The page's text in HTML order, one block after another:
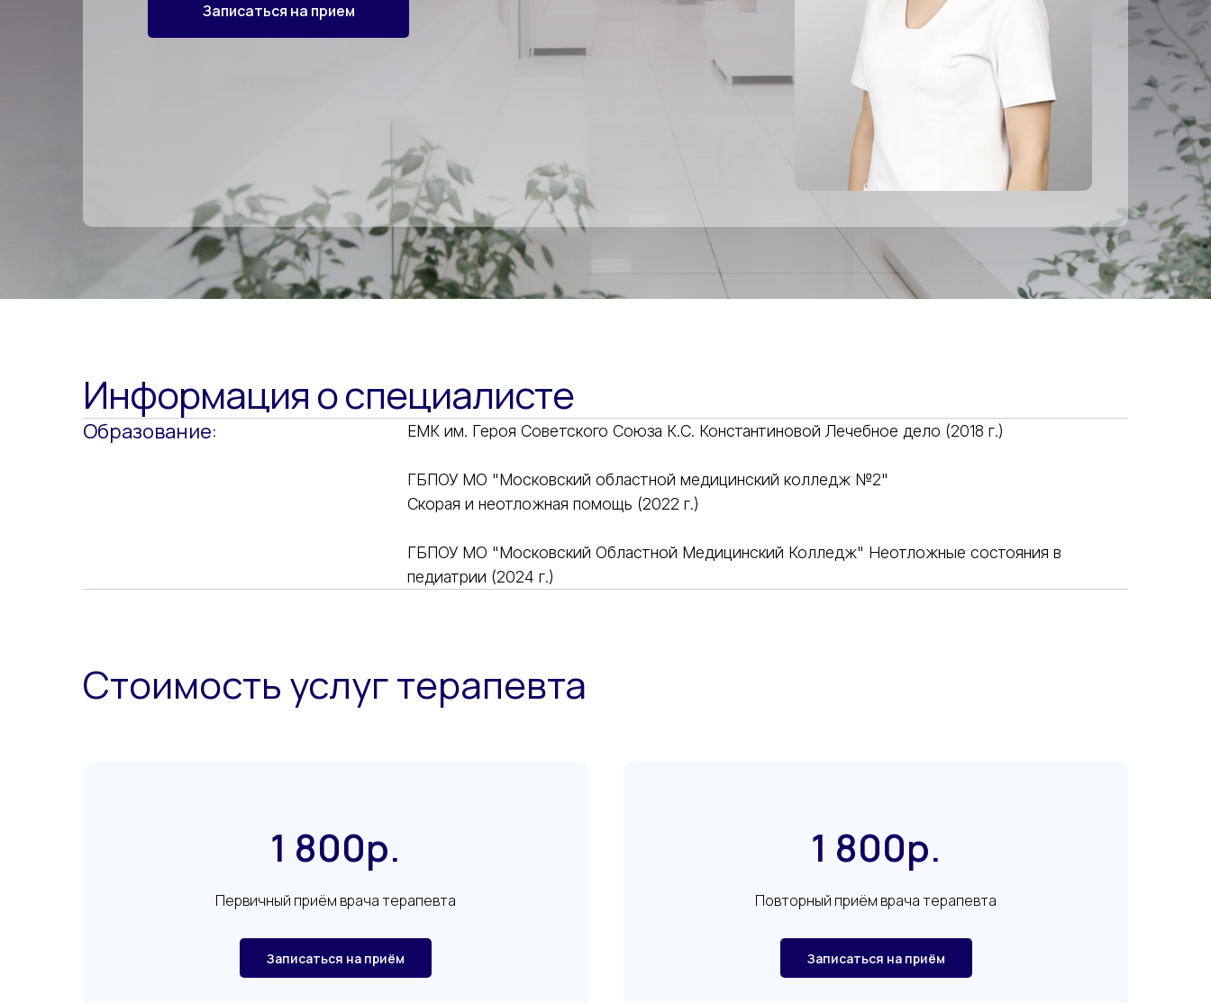
Записаться на прием
Информация о специалисте
Образование: ЕМК им. Героя Советского Союза К.С. Константиновой Лечебное дело (2018 г.)
ГБПОУ МО "Московский областной медицинский колледж №2"
Скорая и неотложная помощь (2022 г.)
ГБПОУ МО "Московский Областной Медицинский Колледж" Неотложные состояния в
педиатрии (2024 г.)
Стоимость услуг терапевта
1 800р.
Первичный приём врача терапевта
Записаться на приём
1 800р.
Повторный приём врача терапевта
Записаться на приём